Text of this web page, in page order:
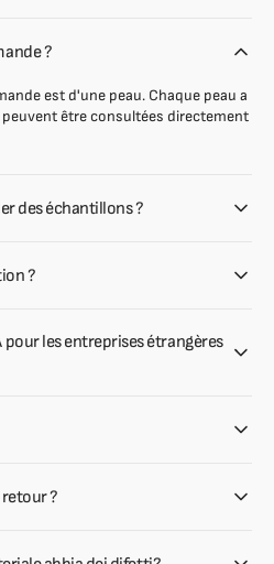
?
est d'une peau. Chaque peau a
être consultées directement
des échantillons ?
?
les entreprises étrangères
?